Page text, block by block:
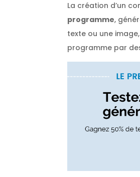
La création d’un
programme,
texte ou une
programme par